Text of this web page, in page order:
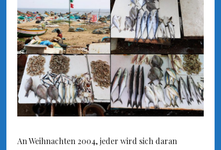
An Weihnachten 2004, jeder wird sich daran